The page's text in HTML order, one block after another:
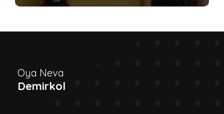
Oya Neva
Demirkol